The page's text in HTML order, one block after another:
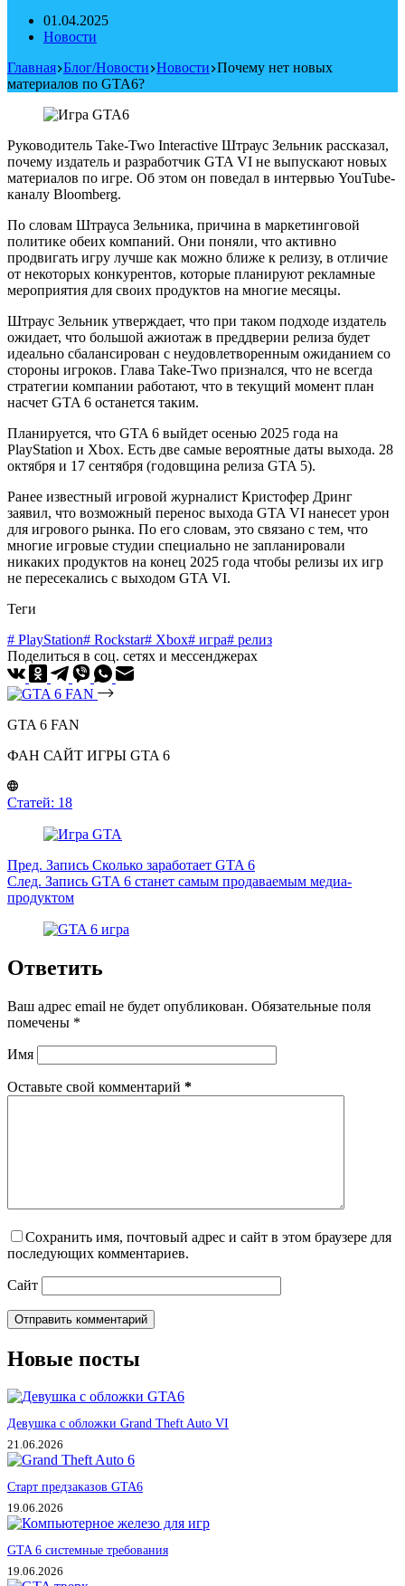
01.04.2025
Новости
Главная Блог/Новости Новости Почему нет новых
материалов по GTA6?
Руководитель Take-Two Interactive Штраус Зельник рассказал,
почему издатель и разработчик GTA VI не выпускают новых
материалов по игре. Об этом он поведал в интервью YouTube-
каналу Bloomberg.
По словам Штрауса Зельника, причина в маркетинговой
политике обеих компаний. Они поняли, что активно
продвигать игру лучше как можно ближе к релизу, в отличие
от некоторых конкурентов, которые планируют рекламные
мероприятия для своих продуктов на многие месяцы.
Штраус Зельник утверждает, что при таком подходе издатель
ожидает, что большой ажиотаж в преддверии релиза будет
идеально сбалансирован с неудовлетворенным ожиданием со
стороны игроков. Глава Take-Two признался, что не всегда
стратегии компании работают, что в текущий момент план
насчет GTA 6 останется таким.
Планируется, что GTA 6 выйдет осенью 2025 года на
PlayStation и Xbox. Есть две самые вероятные даты выхода. 28
октября и 17 сентября (годовщина релиза GTA 5).
Ранее известный игровой журналист Кристофер Дринг
заявил, что возможный перенос выхода GTA VI нанесет урон
для игрового рынка. По его словам, это связано с тем, что
многие игровые студии специально не запланировали
никаких продуктов на конец 2025 года чтобы релизы их игр
не пересекались с выходом GTA VI.
Теги
# PlayStation# Rockstar# Xbox# игра# релиз
Поделиться в соц. сетях и мессенджерах
GTA 6 FAN
ФАН САЙТ ИГРЫ GTA 6
Статей: 18
Пред. Запись Сколько заработает GTA 6
След. Запись GTA 6 станет самым продаваемым медиа-
продуктом
Ответить
Ваш адрес email не будет опубликован. Обязательные поля
помечены *
Имя
Оставьте свой комментарий *
Сохранить имя, почтовый адрес и сайт в этом браузере для
последующих комментариев.
Сайт
Отправить комментарий
Новые посты
Девушка с обложки Grand Theft Auto VI
21.06.2026
Старт предзаказов GTA6
19.06.2026
GTA 6 системные требования
19.06.2026